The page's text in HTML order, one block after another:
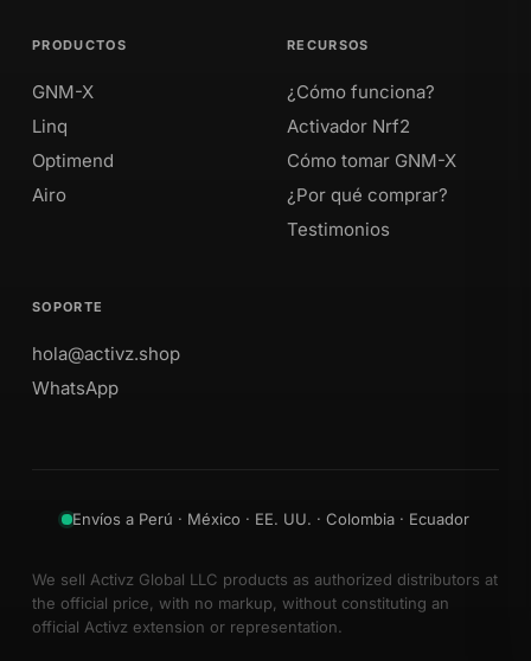
PRODUCTOS
GNM-X
Linq
Optimend
Airo
RECURSOS
¿Cómo funciona?
Activador Nrf2
Cómo tomar GNM-X
¿Por qué comprar?
Testimonios
SOPORTE
hola@activz.shop
WhatsApp
Envíos a Perú · México · EE. UU. · Colombia · Ecuador
We sell Activz Global LLC products as authorized distributors at
the official price, with no markup, without constituting an
official Activz extension or representation.